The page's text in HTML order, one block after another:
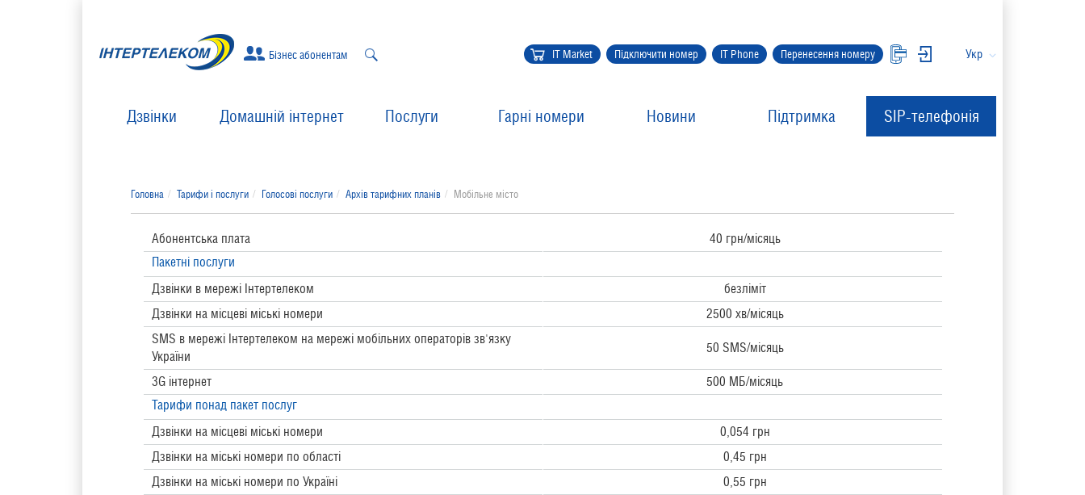
Бізнес абонентам IT Market Підключити номер IT Phone Перенесення номеру Укр
Дзвінки Домашній інтернет Послуги Гарні номери Новини Підтримка SIP-телефонія
Головна Тарифи і послуги Голосові послуги Архів тарифних планів Мобільне місто
Абонентська плата
40 грн/місяць
Пакетні послуги
Дзвінки в мережі Інтертелеком
безліміт
Дзвінки на місцеві міські номери
2500 хв/місяць
SMS в мережі Інтертелеком на мережі мобільних операторів зв'язку
України
50 SMS/місяць
3G інтернет
500 МБ/місяць
Тарифи понад пакет послуг
Дзвінки на місцеві міські номери
0,054 грн
Дзвінки на міські номери по області
0,45 грн
Дзвінки на міські номери по Україні
0,55 грн